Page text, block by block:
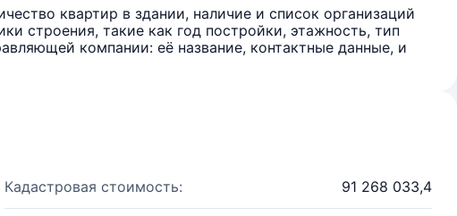
квартир в здании, наличие и список организаций
строения, такие как год постройки, этажность, тип
компании: её название, контактные данные, и
Кадастровая стоимость: 91 268 033,4